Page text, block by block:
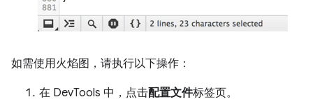
如需使用火焰图，请执行以下操作：
在 DevTools 中，点击配置文件标签页。